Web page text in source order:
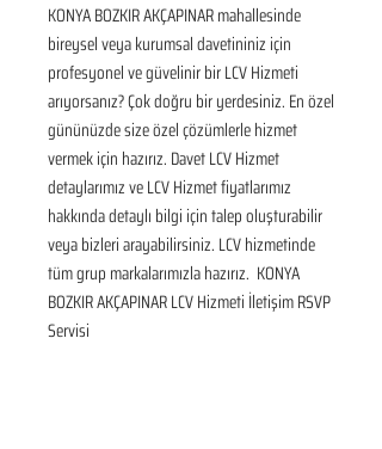
KONYA BOZKIR AKÇAPINAR mahallesinde
bireysel veya kurumsal davetininiz için
profesyonel ve güvelinir bir LCV Hizmeti
arıyorsanız? Çok doğru bir yerdesiniz. En özel
gününüzde size özel çözümlerle hizmet
vermek için hazırız. Davet LCV Hizmet
detaylarımız ve LCV Hizmet fiyatlarımız
hakkında detaylı bilgi için talep oluşturabilir
veya bizleri arayabilirsiniz. LCV hizmetinde
tüm grup markalarımızla hazırız.  KONYA
BOZKIR AKÇAPINAR LCV Hizmeti İletişim RSVP
Servisi